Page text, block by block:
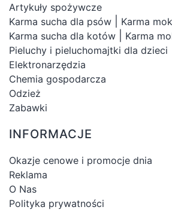
Artykuły spożywcze
Karma sucha dla psów
Karma
Karma sucha dla kotów
Karma
Pieluchy i pieluchomajtki dla dzieci
Elektronarzędzia
Chemia gospodarcza
Odzież
Zabawki
INFORMACJE
Okazje cenowe i promocje dnia
Reklama
O Nas
Polityka prywatności